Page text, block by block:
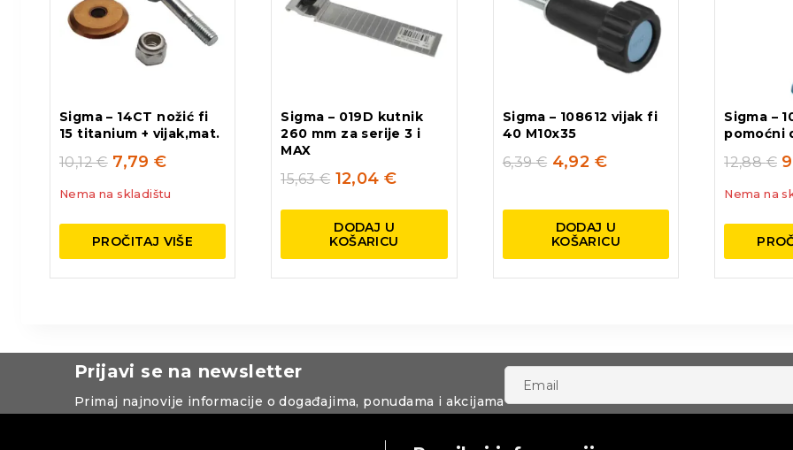
Sigma – 14CT nožić fi
15 titanium + vijak,mat.
10,12€ 7,79€
Nema na skladištu
PROČITAJ VIŠE
Sigma – 019D kutnik
260 mm za serije 3 i
MAX
15,63€ 12,04€
DODAJ U
KOŠARICU
Sigma – 108612 vijak fi
40 M10x35
6,39€ 4,92 €
DODAJ U
KOŠARICU
Sigma –
pomoćni
12,88€
Nema na
Prijavi se na newsletter
Primaj najnovije informacije o događajima, ponudama i akcijama